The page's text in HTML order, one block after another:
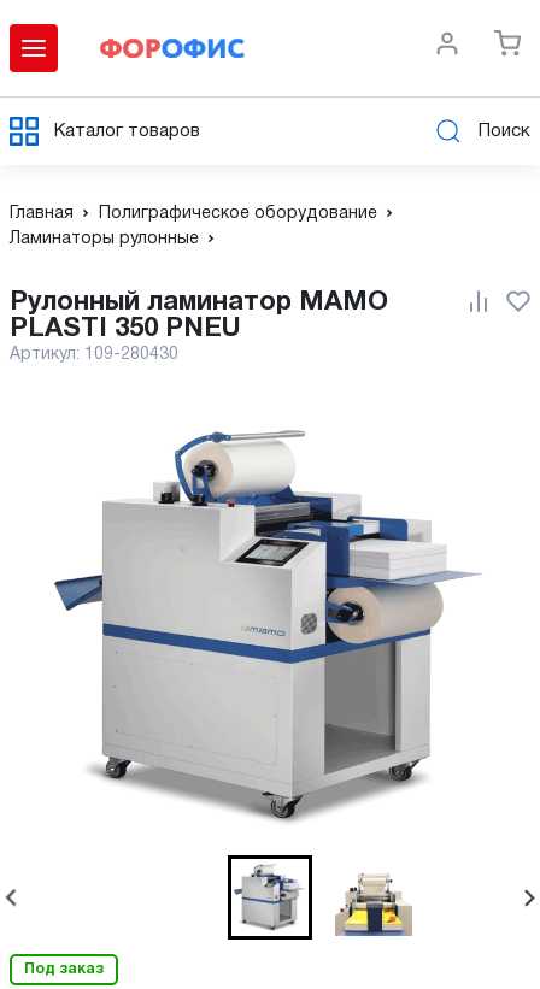
Каталог товаров Поиск
Главная
Полиграфическое оборудование
Ламинаторы рулонные
Рулонный ламинатор MAMO
PLASTI 350 PNEU
Артикул: 109-280430
Под заказ